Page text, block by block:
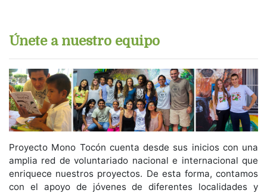
Únete a nuestro equipo
Proyecto Mono Tocón cuenta desde sus inicios con una
amplia red de voluntariado nacional e internacional que
enriquece nuestros proyectos. De esta forma, contamos
con el apoyo de jóvenes de diferentes localidades y